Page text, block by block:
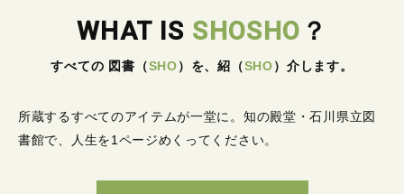
WHAT IS SHOSHO ？
すべての 図書 （SHO） を、紹 （SHO） 介します。
所蔵するすべてのアイテムが一堂に。 知の殿堂・石川県立図
書館で、人生を1ページめくってください。